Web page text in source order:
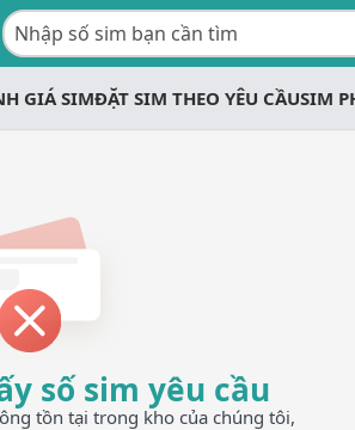
GIÁ SIMĐẶT SIM THEO YÊU CẦUSIM
số sim yêu cầu
tồn tại trong kho của chúng tôi,